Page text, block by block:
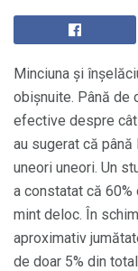
Minciuna și
obișnuite. Până de
efective despre
au sugerat că
uneori uneori. Un
a constatat că
mint deloc. În
aproximativ
de doar 5% din